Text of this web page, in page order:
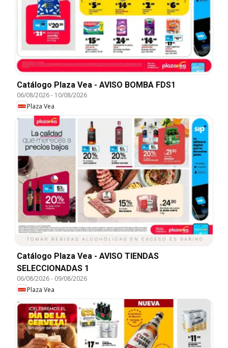
Catálogo Plaza Vea - AVISO BOMBA FDS1
06/08/2026- 10/08/2026
Plaza Vea
Catálogo Plaza Vea - AVISO TIENDAS
SELECCIONADAS 1
06/08/2026- 09/08/2026
Plaza Vea